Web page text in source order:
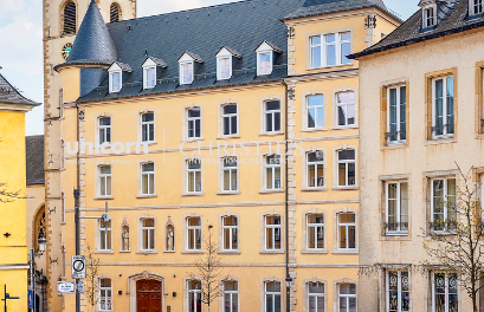
Neben der Qualität der
Ausstattung auf Komfort
Hausautomationssystem
wie die Temperaturregelung
Kühldecken, dimmbare LED-
REVOX-Audiosystem erwarten
Für weitere Informationen
Agentur, die mit dem Verkauf
beauftragt ist.